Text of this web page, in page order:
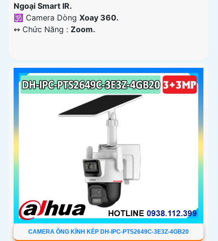
Ngoại Smart IR.
🕉️ Camera Dòng Xoay 360.
️↭ Chức Năng : Zoom.
CAMERA ỐNG KÍNH KÉP DH-IPC-PTS2649C-3E3Z-4GB20